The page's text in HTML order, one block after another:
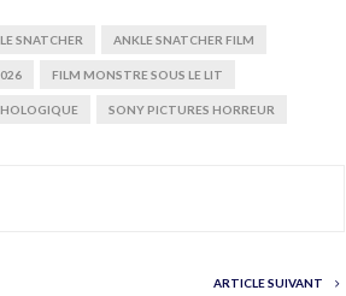
SNATCHER ANKLE SNATCHER FILM
FILM MONSTRE SOUS LE LIT
SONY PICTURES HORREUR
ARTICLE SUIVANT